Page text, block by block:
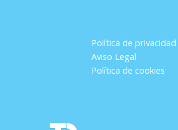
Política de privacidad
Aviso Legal
Política de cookies